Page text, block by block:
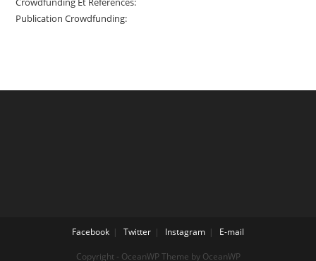
Publication Crowdfunding:
Facebook Twitter Instagram E-mail
Copyright - OceanWP Theme by OceanWP